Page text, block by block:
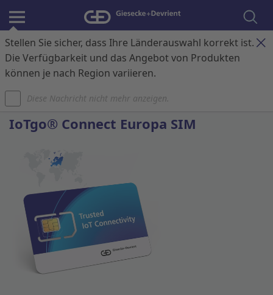
Stellen Sie sicher, dass Ihre Länderauswahl korrekt ist.
Die Verfügbarkeit und das Angebot von Produkten
können je nach Region variieren.
Diese Nachricht nicht mehr anzeigen.
Anmelden Kontakt Warenkorb
IoTgo® Connect Europa SIM Standard
IoTgo® Connect Europa SIM